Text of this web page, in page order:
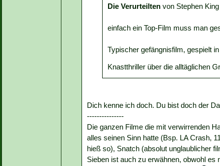
Die Verurteilten von Stephen King
einfach ein Top-Film muss man
Typischer gefängnisfilm, gespielt
Knastthriller über die alltäglichen
Dich kenne ich doch. Du bist doch der
---------------
Die ganzen Filme die mit verwirrenden
alles seinen Sinn hatte (Bsp. LA Crash,
hieß so), Snatch (absolut unglaublicher
Sieben ist auch zu erwähnen, obwohl es